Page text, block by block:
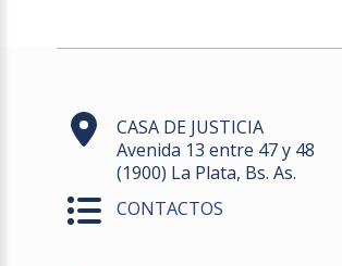
CASA DE JUSTICIA
Avenida 13 entre 47 y 48
(1900) La Plata, Bs. As.
CONTACTOS